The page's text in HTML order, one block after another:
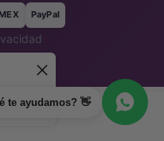
te ayudamos? 👋
can.
PayPal